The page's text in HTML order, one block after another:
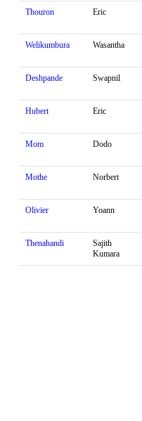
Thouron Eric
Welikumbura Wasantha
Deshpande Swapnil
Hubert Eric
Mom Dodo
Mothe Norbert
Olivier Yoann
Thenahandi
Sajith
Kumara